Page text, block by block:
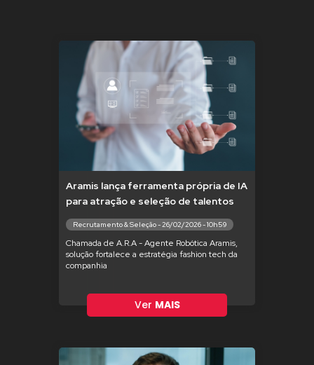
Aramis lança ferramenta própria de IA
para atração e seleção de talentos
Recrutamento & Seleção - 26/02/2026 - 10h59
Chamada de A.R.A - Agente Robótica Aramis,
solução fortalece a estratégia fashion tech da
companhia
Ver MAIS